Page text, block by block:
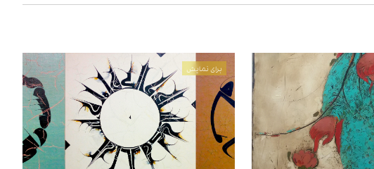
برای نمایش